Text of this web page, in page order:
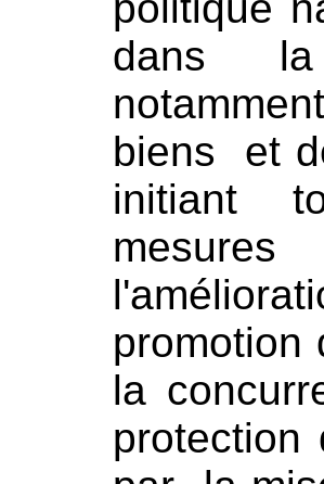
dans
biens et
initiant
promotion
la
protection